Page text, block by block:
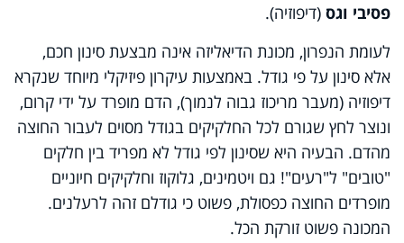
פסיבי וגס (דיפוזיה).
לעומת הנפרון, מכונת הדיאליזה אינה מבצעת סינון חכם,
אלא סינון על פי גודל. באמצעות עיקרון פיזיקלי מיוחד שנקרא
דיפוזיה (מעבר מריכוז גבוה לנמוך), הדם מופרד על ידי קרום,
ונוצר לחץ שגורם לכל החלקיקים בגודל מסוים לעבור החוצה
מהדם. הבעיה היא שסינון לפי גודל לא מפריד בין חלקים
"טובים" ל"רעים"! גם ויטמינים, גלוקוז וחלקיקים חיוניים
מופרדים החוצה כפסולת, פשוט כי גודלם זהה לרעלנים.
המכונה פשוט זורקת הכל.